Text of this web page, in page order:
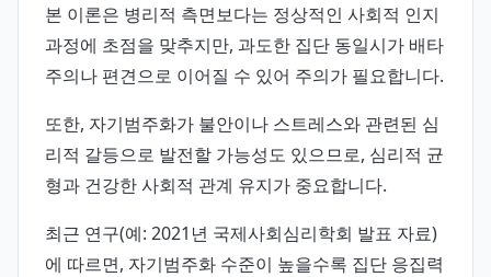
본 이론은 병리적 측면보다는 정상적인 사회적 인지
과정에 초점을 맞추지만, 과도한 집단 동일시가 배타
주의나 편견으로 이어질 수 있어 주의가 필요합니다.
또한, 자기범주화가 불안이나 스트레스와 관련된 심
리적 갈등으로 발전할 가능성도 있으므로, 심리적 균
형과 건강한 사회적 관계 유지가 중요합니다.
최근 연구(예: 2021년 국제사회심리학회 발표 자료)
에 따르면, 자기범주화 수준이 높을수록 집단 응집력